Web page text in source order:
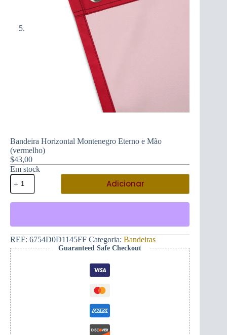
Bandeira Horizontal Montenegro Eterno e Mão
(vermelho)
$43,00
Em stock
Quantidade
de
Bandeira
Horizontal
e
Mão
(vermelho)
Adicionar
REF: 6754D0D1145FF Categoria: Bandeiras
Guaranteed Safe Checkout